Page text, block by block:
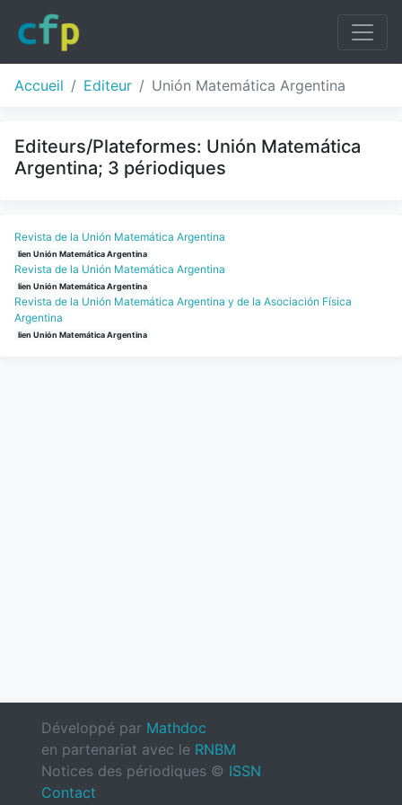
Accueil Editeur Unión Matemática Argentina
Editeurs/Plateformes: Unión Matemática
Argentina; 3 périodiques
Revista de la Unión Matemática Argentina
lien Unión Matemática Argentina
Revista de la Unión Matemática Argentina
lien Unión Matemática Argentina
Revista de la Unión Matemática Argentina y de la Asociación Física
Argentina
lien Unión Matemática Argentina
Développé par Mathdoc
en partenariat avec le RNBM
Notices des périodiques © ISSN
Contact